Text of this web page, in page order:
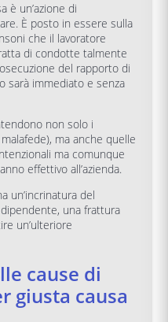
è un’azione di
È posto in essere sulla
che il lavoratore
di condotte talmente
del rapporto di
sarà immediato e senza
non solo i
ma anche quelle
ma comunque
effettivo all’azienda.
un’incrinatura del
una frattura
un’ulteriore
cause di
giusta causa